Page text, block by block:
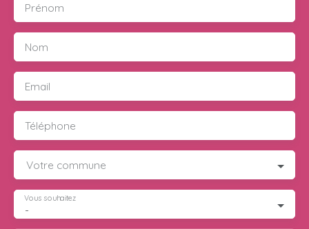
Prénom
Nom
Email
Téléphone
Votre commune
-
Vous souhaitez